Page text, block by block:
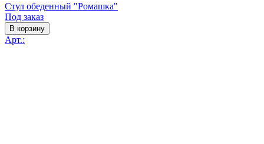
Стул обеденный "Ромашка"
Под заказ
В корзину
Арт.: